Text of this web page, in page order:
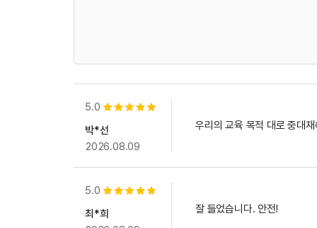
5.0 별점 5개
박*선
2026.08.09
우리의 교육 목적 대로 중대
5.0 별점 5개
최*희
잘 들었습니다. 안전!